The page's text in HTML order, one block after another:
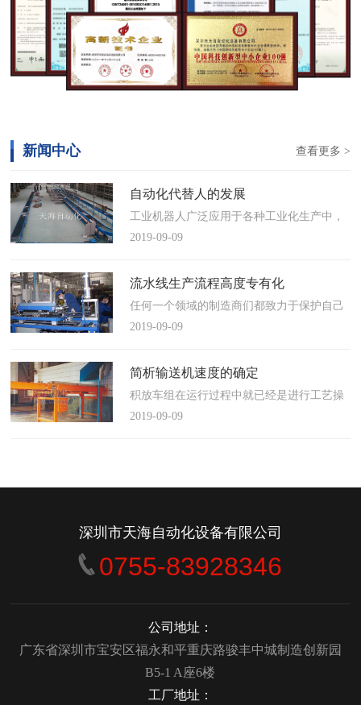
查看更多 >
新闻中心
自动化代替人的发展
工业机器人广泛应用于各种工业化生产中，
慢慢取代工人，做着高强度、重复性、有职
人联合会(IFR)预测，2014年中国将成为全球
最大的工业机器人市场，将占全球总销量
17%。业内把2014年称为“中国工业机器人元
2019-09-09
流水线生产流程高度专有化
任何一个领域的制造商们都致力于保护自己
的自动化流水线生产流程不被外人知晓，即
大多数流程都带有某种专有的性质，并且混
合了不同的方法、技术和操作方式，而这最
终将影响一个制造商进行有效竞争的能力。
2019-09-09
简析输送机速度的确定
积放车组在运行过程中就已经是进行工艺操
作的区段，运行速度是由积放小车组的运行
2019-09-09
深圳市天海自动化设备有限公司
0755-83928346
公司地址：
广东省深圳市宝安区福永和平重庆路骏丰中城制造创新园
B5-1 A座6楼
工厂地址：